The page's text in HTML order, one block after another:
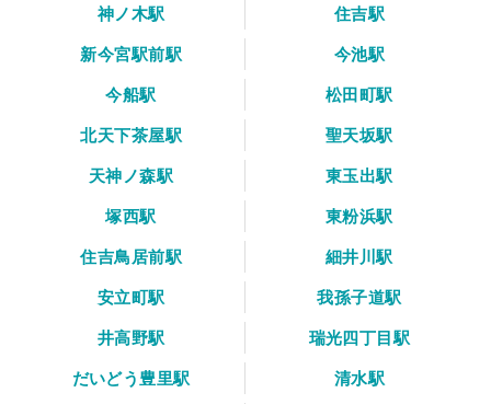
神ノ木駅
住吉駅
新今宮駅前駅
今池駅
今船駅
松田町駅
北天下茶屋駅
聖天坂駅
天神ノ森駅
東玉出駅
塚西駅
東粉浜駅
住吉鳥居前駅
細井川駅
安立町駅
我孫子道駅
井高野駅
瑞光四丁目駅
だいどう豊里駅
清水駅